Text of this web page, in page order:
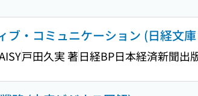
ブ・コミュニケーション (日経文
戸田久実 著日経BP日本経済新聞出